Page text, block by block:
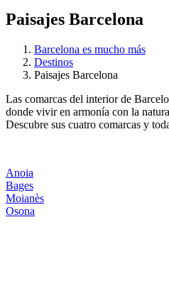
Paisajes Barcelona
Barcelona es mucho más
Destinos
Paisajes Barcelona
Las comarcas del interior de
donde vivir en armonía con la
Descubre sus cuatro comarcas y
Anoia
Bages
Moianès
Osona